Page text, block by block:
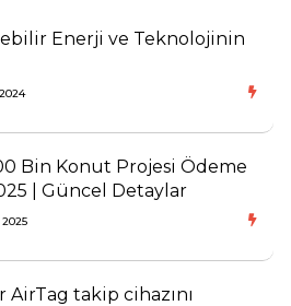
Enerji ve Teknolojinin
Bin Konut Projesi Ödeme
| Güncel Detaylar
AirTag takip cihazını